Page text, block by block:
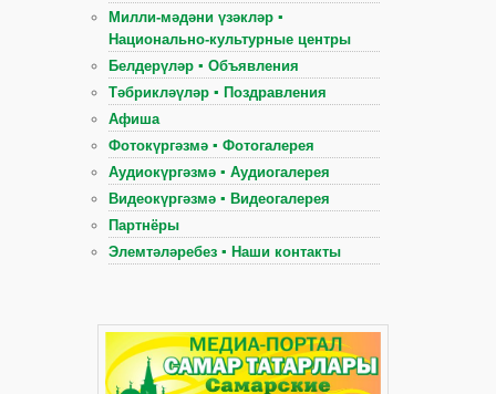
Милли-мәдәни үзәкләр ▪
Национально-культурные центры
Белдерүләр ▪ Объявления
Тәбрикләүләр ▪ Поздравления
Афиша
Фотокүргәзмә ▪ Фотогалерея
Аудиокүргәзмә ▪ Аудиогалерея
Видеокүргәзмә ▪ Видеогалерея
Партнёры
Элемтәләребез ▪ Наши контакты